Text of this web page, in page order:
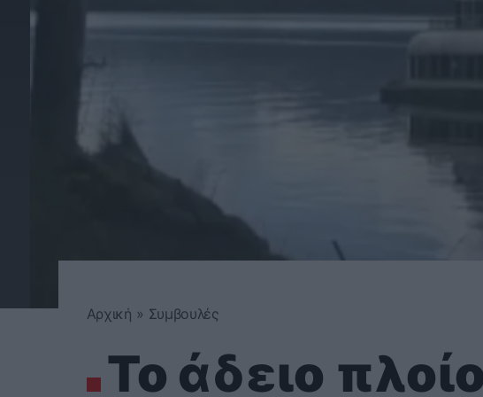
Αρχική » Συμβουλές
Το άδειο